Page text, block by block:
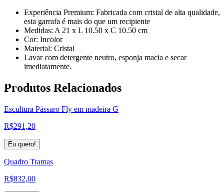
Experiência Premium: Fabricada com cristal de alta qualidade,
esta garrafa é mais do que um recipiente
Medidas: A 21 x L 10.50 x C 10.50 cm
Cor: Incolor
Material: Cristal
Lavar com detergente neutro, esponja macia e secar
imediatamente.
Produtos Relacionados
Escultura Pássaro Fly em madeira G
R$291,20
Eu quero!
Quadro Tramas
R$832,00